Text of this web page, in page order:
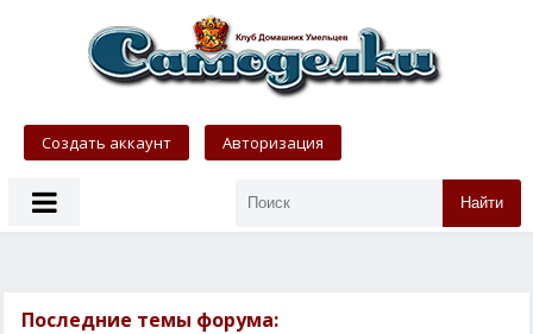
Создать аккаунт Авторизация
Найти
Последние темы форума: